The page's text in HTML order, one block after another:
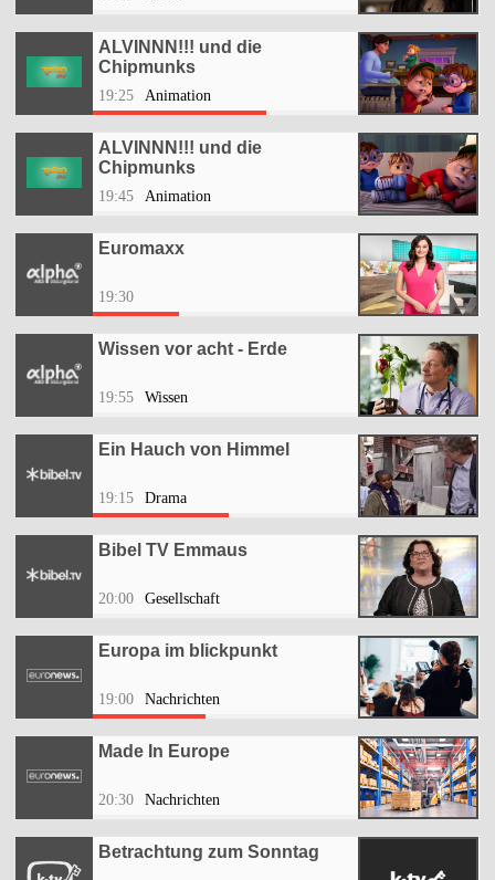
ALVINNN!!! und die
Chipmunks
19:25 Animation
ALVINNN!!! und die
Chipmunks
19:45 Animation
Euromaxx
19:30
Wissen vor acht - Erde
19:55 Wissen
Ein Hauch von Himmel
19:15 Drama
Bibel TV Emmaus
20:00 Gesellschaft
Europa im blickpunkt
19:00 Nachrichten
Made In Europe
20:30 Nachrichten
Betrachtung zum Sonntag